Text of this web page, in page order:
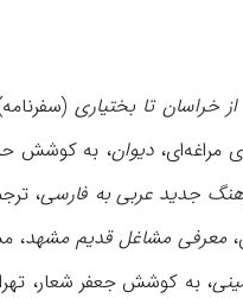
از خراسان تا بختیاری (سفرنامه)،
دیوان، به کوشش حمید
جدید عربی به فارسی، ترجمۀ
معرفی مشاغل قدیم مشهد، مشهد،
، به کوشش جعفر شعار، تهران، ۱۳۷۴ ش؛ جعفریان،